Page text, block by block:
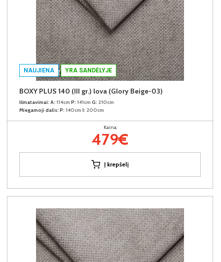
NAUJIENA YRA SANDĖLYJE
BOXY PLUS 140 (III gr.) lova (Glory Beige-03)
Išmatavimai: A: 114cm P: 141cm G: 210cm
Miegamoji dalis: P: 140cm I: 200cm
Kaina:
479€
Į krepšelį